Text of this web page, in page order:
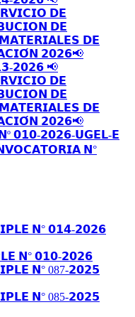
𝗗𝗘
𝗗𝗘
𝗗𝗘
𝟮𝟬𝟮𝟲📢
𝟮𝟬𝟮𝟲 📢
𝗗𝗘
𝗗𝗘
𝗗𝗘
𝟮𝟬𝟮𝟲📢
𝟬𝟭𝟬-𝟮𝟬𝟮𝟲-𝗨𝗚𝗘𝗟-𝗘
𝗡°
𝗡° 𝟬𝟭𝟰-𝟮𝟬𝟮𝟲
𝗡° 𝟬𝟭𝟬-𝟮𝟬𝟮𝟲
𝗡° 087-𝟮𝟬𝟮𝟱
𝗡° 085-𝟮𝟬𝟮𝟱